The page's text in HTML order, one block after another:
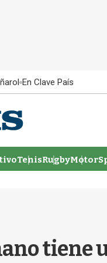
En Clave País
TenisRugby
tiene